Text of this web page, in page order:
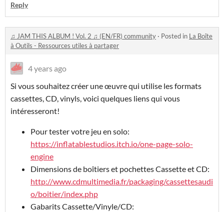
Reply
♫ JAM THIS ALBUM ! Vol. 2 ♫ (EN/FR) community · Posted in La Boîte
à Outils - Ressources utiles à partager
4 years ago
Si vous souhaitez créer une œuvre qui utilise les formats
cassettes, CD, vinyls, voici quelques liens qui vous
intéresseront!
Pour tester votre jeu en solo:
https://inflatablestudios.itch.io/one-page-solo-
engine
Dimensions de boîtiers et pochettes Cassette et CD:
http://www.cdmultimedia.fr/packaging/cassettesaudi
o/boitier/index.php
Gabarits Cassette/Vinyle/CD: